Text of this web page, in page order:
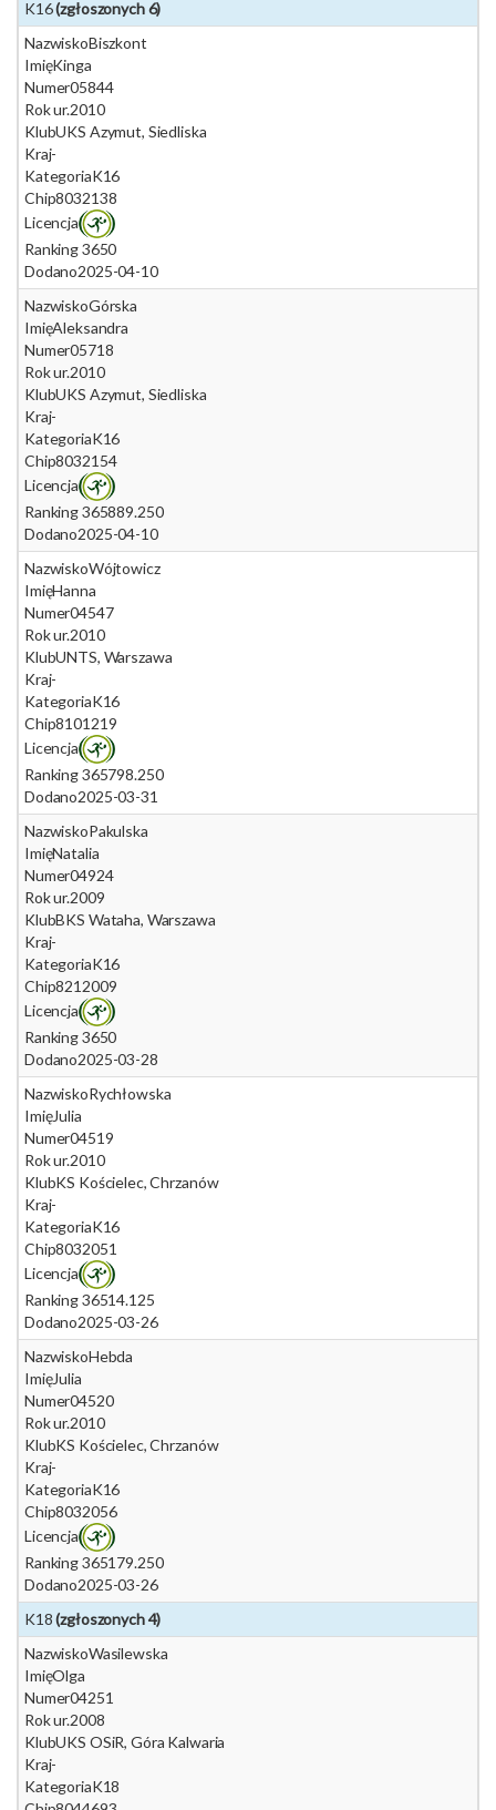
K16(zgłoszonych 6)
NazwiskoBiszkont
ImięKinga
Numer05844
Rok ur.2010
KlubUKS Azymut, Siedliska
Kraj-
KategoriaK16
Chip8032138
Licencja
Ranking 3650
Dodano2025-04-10
NazwiskoGórska
ImięAleksandra
Numer05718
Rok ur.2010
KlubUKS Azymut, Siedliska
Kraj-
KategoriaK16
Chip8032154
Licencja
Ranking 365889.250
Dodano2025-04-10
NazwiskoWójtowicz
ImięHanna
Numer04547
Rok ur.2010
KlubUNTS, Warszawa
Kraj-
KategoriaK16
Chip8101219
Licencja
Ranking 365798.250
Dodano2025-03-31
NazwiskoPakulska
ImięNatalia
Numer04924
Rok ur.2009
KlubBKS Wataha, Warszawa
Kraj-
KategoriaK16
Chip8212009
Licencja
Ranking 3650
Dodano2025-03-28
NazwiskoRychłowska
ImięJulia
Numer04519
Rok ur.2010
KlubKS Kościelec, Chrzanów
Kraj-
KategoriaK16
Chip8032051
Licencja
Ranking 36514.125
Dodano2025-03-26
NazwiskoHebda
ImięJulia
Numer04520
Rok ur.2010
KlubKS Kościelec, Chrzanów
Kraj-
KategoriaK16
Chip8032056
Licencja
Ranking 365179.250
Dodano2025-03-26
K18(zgłoszonych 4)
NazwiskoWasilewska
ImięOlga
Numer04251
Rok ur.2008
KlubUKS OSiR, Góra Kalwaria
Kraj-
KategoriaK18